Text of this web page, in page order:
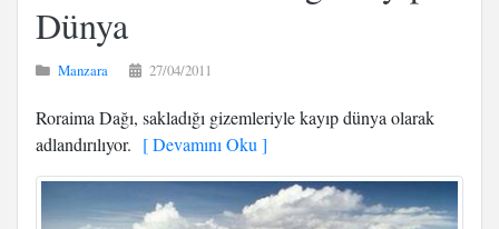
Dünya
Manzara 27/04/2011
Roraima Dağı, sakladığı gizemleriyle kayıp dünya olarak
adlandırılıyor. [ Devamını Oku ]